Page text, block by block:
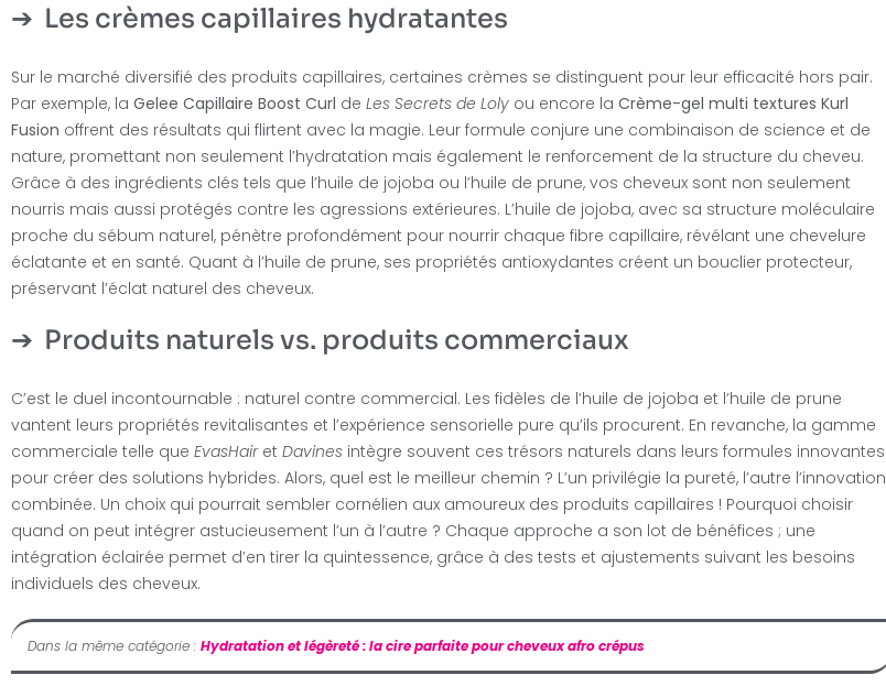
Les crèmes capillaires hydratantes
Sur le marché diversifié des produits capillaires, certaines crèmes se distinguent pour leur efficacité hors pair.
Par exemple, la Gelee Capillaire Boost Curl de Les Secrets de Loly ou encore la Crème-gel multi textures Kurl
Fusion offrent des résultats qui flirtent avec la magie. Leur formule conjure une combinaison de science et de
nature, promettant non seulement l’hydratation mais également le renforcement de la structure du cheveu.
Grâce à des ingrédients clés tels que l’huile de jojoba ou l’huile de prune, vos cheveux sont non seulement
nourris mais aussi protégés contre les agressions extérieures. L’huile de jojoba, avec sa structure moléculaire
proche du sébum naturel, pénètre profondément pour nourrir chaque fibre capillaire, révélant une chevelure
éclatante et en santé. Quant à l’huile de prune, ses propriétés antioxydantes créent un bouclier protecteur,
préservant l’éclat naturel des cheveux.
Produits naturels vs. produits commerciaux
C’est le duel incontournable : naturel contre commercial. Les fidèles de l’huile de jojoba et l’huile de prune
vantent leurs propriétés revitalisantes et l’expérience sensorielle pure qu’ils procurent. En revanche, la gamme
commerciale telle que EvasHairet Davines intègre souvent ces trésors naturels dans leurs formules innovantes
pour créer des solutions hybrides. Alors, quel est le meilleur chemin ? L’un privilégie la pureté, l’autre l’innovation
combinée. Un choix qui pourrait sembler cornélien aux amoureux des produits capillaires ! Pourquoi choisir
quand on peut intégrer astucieusement l’un à l’autre ? Chaque approche a son lot de bénéfices ; une
intégration éclairée permet d’en tirer la quintessence, grâce à des tests et ajustements suivant les besoins
individuels des cheveux.
Dans la même catégorie : Hydratation et légèreté : la cire parfaite pour cheveux afro crépus